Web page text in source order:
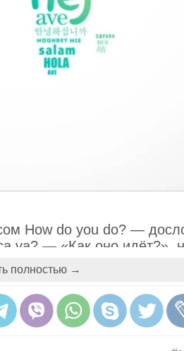
How do you do? —
va? — «Как оно идёт?»,
Come sta? — «Как
«Ел ли ты сегодня?». У
прав» или
настоящего
полностью →